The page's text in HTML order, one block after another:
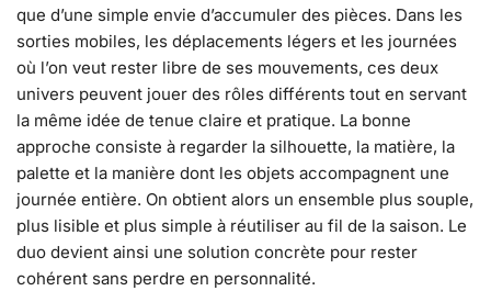
que d’une simple envie d’accumuler des pièces. Dans les
sorties mobiles, les déplacements légers et les journées
où l’on veut rester libre de ses mouvements, ces deux
univers peuvent jouer des rôles différents tout en servant
la même idée de tenue claire et pratique. La bonne
approche consiste à regarder la silhouette, la matière, la
palette et la manière dont les objets accompagnent une
journée entière. On obtient alors un ensemble plus souple,
plus lisible et plus simple à réutiliser au fil de la saison. Le
duo devient ainsi une solution concrète pour rester
cohérent sans perdre en personnalité.